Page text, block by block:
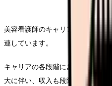
美容看護師のキャリアにおける収
連しています。
キャリアの各段階において、専門
大に伴い、収入も段階的に変化し